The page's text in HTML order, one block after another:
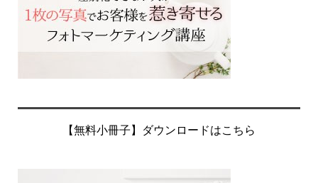
【無料小冊子】ダウンロードはこちら